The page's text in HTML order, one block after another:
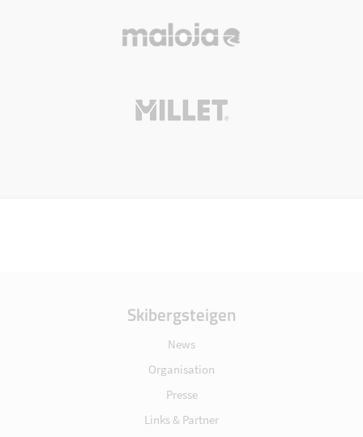
Skibergsteigen
News
Organisation
Presse
Links & Partner